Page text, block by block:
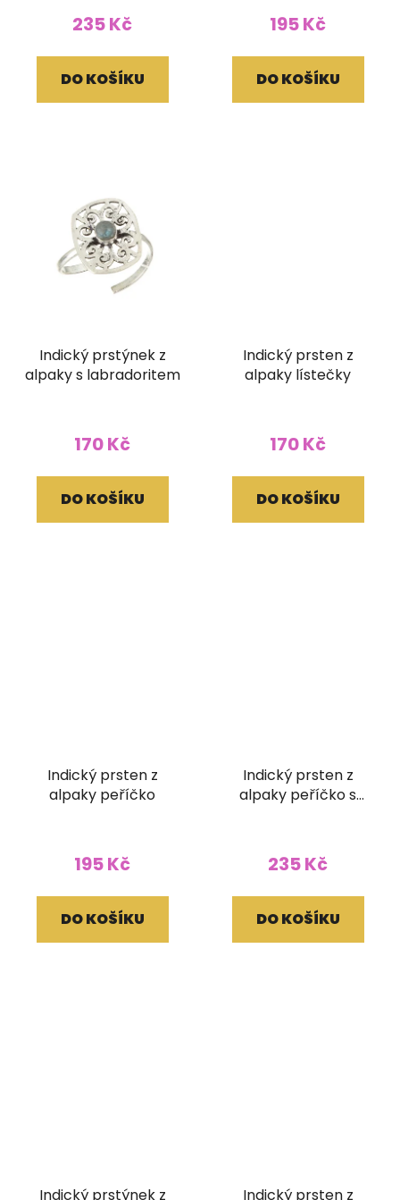
235 Kč
DO KOŠÍKU
195 Kč
DO KOŠÍKU
Indický prstýnek z
alpaky s labradoritem
170 Kč
DO KOŠÍKU
Indický prsten z
alpaky lístečky
170 Kč
DO KOŠÍKU
Indický prsten z
alpaky peříčko
195 Kč
DO KOŠÍKU
Indický prsten z
alpaky peříčko s
235 Kč
DO KOŠÍKU
Indický prstýnek z
Indický prsten z